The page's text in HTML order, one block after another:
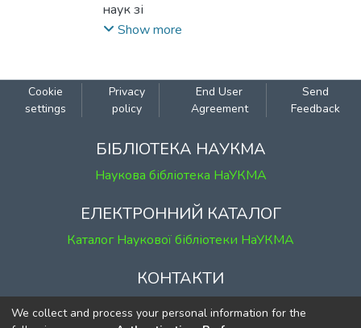
наук зі
спеціальності 01.05.03 - математичне та
Національний університет "Києво-
Могилянська академія", Київ, 2011.
створенню моделі програмної системи
взаємодії в мережі Інтернет (ПСПАДВІ)
та побудові на її основі діючого
прототипу ПСПАДВІ. Модель ПСПАДВІ
призначена для дослідження таких
формулювання рекомендацій щодо
принципів їх створення та
відлагодження.
Show more
Cookie
settings
Privacy
policy
End User
Agreement
Send
Feedback
БІБЛІОТЕКА НАУКМА
Наукова бібліотека НаУКМА
ЕЛЕКТРОННИЙ КАТАЛОГ
Каталог Наукової бібліотеки НаУКМА
КОНТАКТИ
м. Київ, вул. Григорія Сковороди, 2
We collect and process your personal information for the